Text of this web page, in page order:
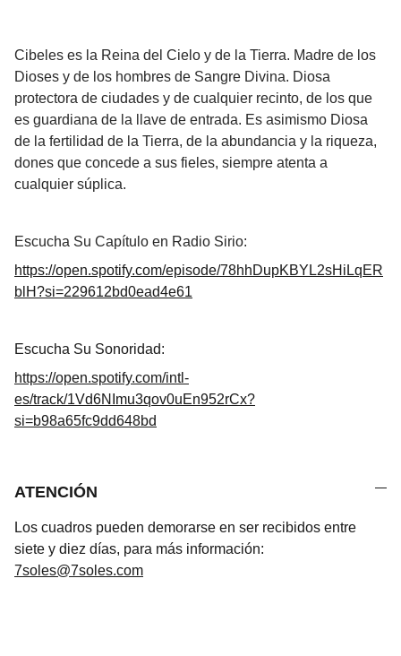
Cibeles es la Reina del Cielo y de la Tierra. Madre de los
Dioses y de los hombres de Sangre Divina. Diosa
protectora de ciudades y de cualquier recinto, de los que
es guardiana de la llave de entrada. Es asimismo Diosa
de la fertilidad de la Tierra, de la abundancia y la riqueza,
dones que concede a sus fieles, siempre atenta a
cualquier súplica.
Escucha Su Capítulo en Radio Sirio:
https://open.spotify.com/episode/78hhDupKBYL2sHiLqER
blH?si=229612bd0ead4e61
Escucha Su Sonoridad:
https://open.spotify.com/intl-
es/track/1Vd6NImu3qov0uEn952rCx?
si=b98a65fc9dd648bd
ATENCIÓN
Los cuadros pueden demorarse en ser recibidos entre
siete y diez días, para más información:
7soles@7soles.com